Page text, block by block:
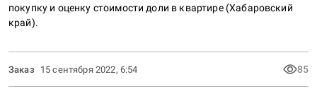
покупку и оценку стоимости доли в квартире (Хабаровский
край).
Заказ 15 сентября 2022, 6:54 85